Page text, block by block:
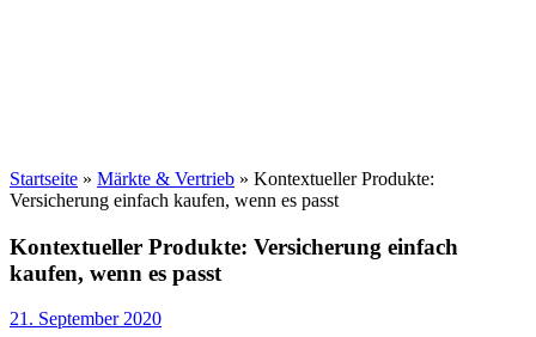
Startseite » Märkte & Vertrieb » Kontextueller Produkte:
Versicherung einfach kaufen, wenn es passt
Kontextueller Produkte: Versicherung einfach
kaufen, wenn es passt
21. September 2020